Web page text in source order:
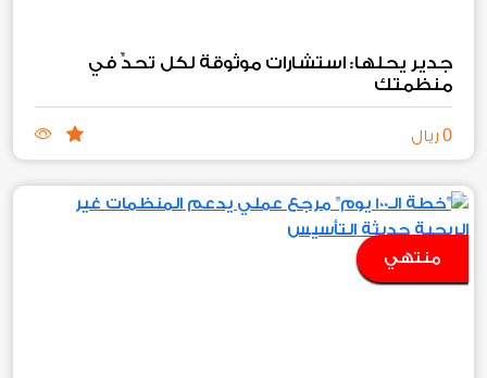
جدير يحلها: استشارات موثوقة لكل تحدٍّ في
منظمتك
0 ريال
منتهي